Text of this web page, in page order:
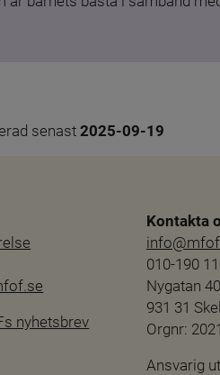
senast 2025-09-19
nyhetsbrev
Kontakta
010-190
Nygatan
931 31
Orgnr:
Ansvarig